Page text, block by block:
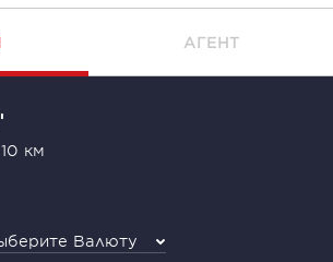
АГЕНТ
км
Валюту